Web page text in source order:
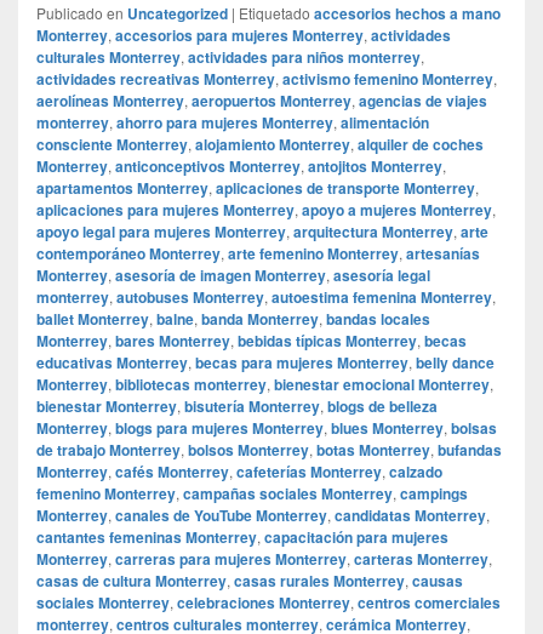
Publicado en Uncategorized | Etiquetado accesorios hechos a mano
Monterrey, accesorios para mujeres Monterrey, actividades
culturales Monterrey, actividades para niños monterrey,
actividades recreativas Monterrey, activismo femenino Monterrey,
aerolíneas Monterrey, aeropuertos Monterrey, agencias de viajes
monterrey, ahorro para mujeres Monterrey, alimentación
consciente Monterrey, alojamiento Monterrey, alquiler de coches
Monterrey, anticonceptivos Monterrey, antojitos Monterrey,
apartamentos Monterrey, aplicaciones de transporte Monterrey,
aplicaciones para mujeres Monterrey, apoyo a mujeres Monterrey,
apoyo legal para mujeres Monterrey, arquitectura Monterrey, arte
contemporáneo Monterrey, arte femenino Monterrey, artesanías
Monterrey, asesoría de imagen Monterrey, asesoría legal
monterrey, autobuses Monterrey, autoestima femenina Monterrey,
ballet Monterrey, balne, banda Monterrey, bandas locales
Monterrey, bares Monterrey, bebidas típicas Monterrey, becas
educativas Monterrey, becas para mujeres Monterrey, belly dance
Monterrey, bibliotecas monterrey, bienestar emocional Monterrey,
bienestar Monterrey, bisutería Monterrey, blogs de belleza
Monterrey, blogs para mujeres Monterrey, blues Monterrey, bolsas
de trabajo Monterrey, bolsos Monterrey, botas Monterrey, bufandas
Monterrey, cafés Monterrey, cafeterías Monterrey, calzado
femenino Monterrey, campañas sociales Monterrey, campings
Monterrey, canales de YouTube Monterrey, candidatas Monterrey,
cantantes femeninas Monterrey, capacitación para mujeres
Monterrey, carreras para mujeres Monterrey, carteras Monterrey,
casas de cultura Monterrey, casas rurales Monterrey, causas
sociales Monterrey, celebraciones Monterrey, centros comerciales
monterrey, centros culturales monterrey, cerámica Monterrey,